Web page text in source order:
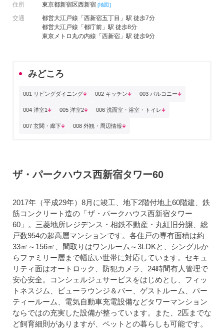
住所
東京都新宿区西新宿 [地図]
交通
都営大江戸線「西新宿五丁目」駅 徒歩7分
都営大江戸線「都庁前」駅 徒歩8分
東京メトロ丸の内線「西新宿」駅 徒歩9分
みどころ
001 リビングダイニング 002 キッチン 003 バルコニー
004 洋室1 005 洋室2 006 洗面室・浴室・トイレ
007 玄関・廊下 008 外観・周辺情報
ザ・パークハウス西新宿タワー60
2017年（平成29年）8月に竣工、地下2階付地上60階建、鉄
筋コンクリート造の「ザ・パークハウス西新宿タワー
60」。三菱地所レジデンス・相鉄不動産・丸紅旧分譲、総
戸数954の超高層マンションです。各住戸の専有面積は約
33㎡～156㎡、間取りはワンルーム～3LDKと、シングルか
らファミリー層まで幅広い世帯に対応しています。セキュ
リティ面はオートロック、防犯カメラ、24時間有人管理で
安心安全。コンシェルジュサービスをはじめとし、フィッ
トネスジム、ビューラウンジ＆バー、ゲストルーム、パー
ティールーム、電気自動車充電設備などタワーマンション
ならではの充実した設備が整っています。また、2匹までな
ど飼育細則がありますが、ペットとの暮らしも可能です。